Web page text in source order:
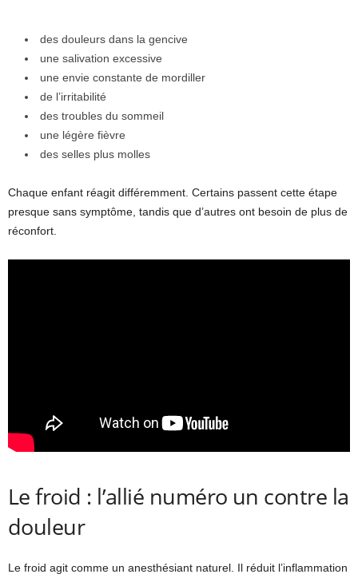
des douleurs dans la gencive
une salivation excessive
une envie constante de mordiller
de l’irritabilité
des troubles du sommeil
une légère fièvre
des selles plus molles
Chaque enfant réagit différemment. Certains passent cette étape
presque sans symptôme, tandis que d’autres ont besoin de plus de
réconfort.
Le froid : l’allié numéro un contre la
douleur
Le froid agit comme un anesthésiant naturel. Il réduit l’inflammation